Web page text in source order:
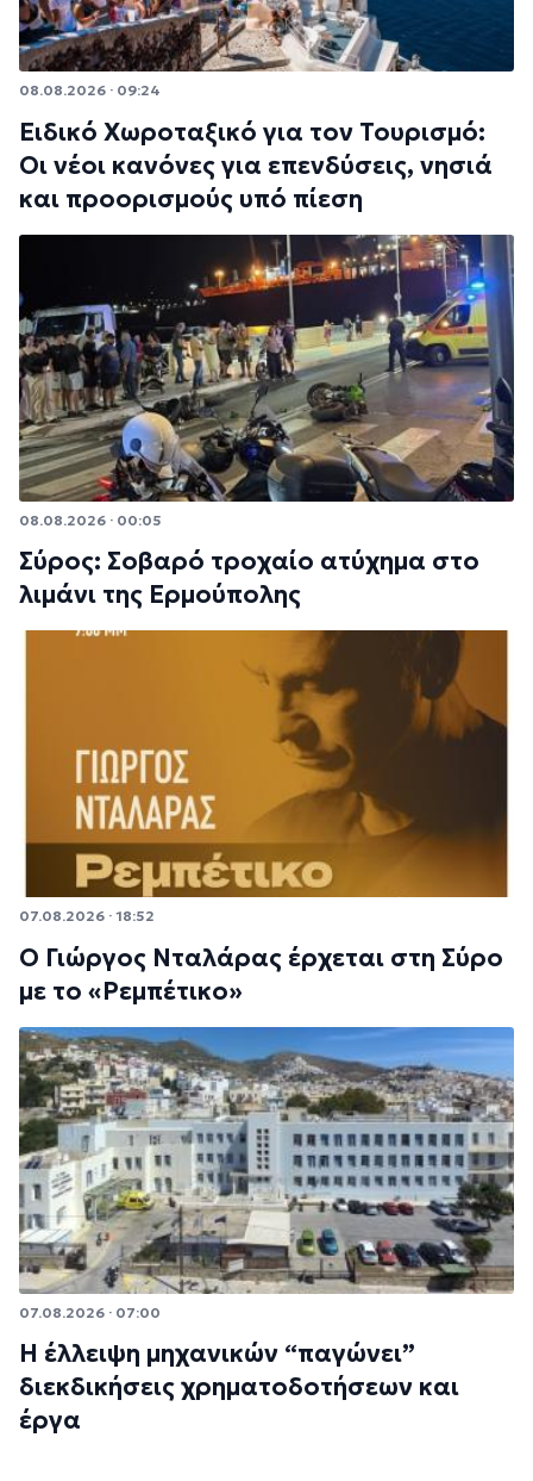
08.08.2026 · 09:24
Ειδικό Χωροταξικό για τον Τουρισμό:
Οι νέοι κανόνες για επενδύσεις, νησιά
και προορισμούς υπό πίεση
08.08.2026 · 00:05
Σύρος: Σοβαρό τροχαίο ατύχημα στο
λιμάνι της Ερμούπολης
07.08.2026 · 18:52
Ο Γιώργος Νταλάρας έρχεται στη Σύρο
με το «Ρεμπέτικο»
07.08.2026 · 07:00
Η έλλειψη μηχανικών “παγώνει”
διεκδικήσεις χρηματοδοτήσεων και
έργα